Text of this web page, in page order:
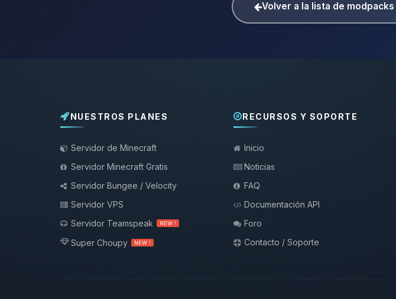
Volver a la lista de modpacks
NUESTROS PLANES
Servidor de Minecraft
Servidor Minecraft Gratis
Servidor Bungee / Velocity
Servidor VPS
Servidor Teamspeak
NEW !
Super Choupy NEW !
RECURSOS Y SOPORTE
Inicio
Noticias
FAQ
Documentación API
Foro
Contacto / Soporte